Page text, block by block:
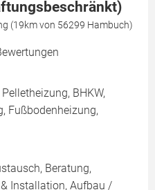
(19km von 56299 Hambuch)
BHKW,
Fußbodenheizung,
Beratung,
Installation, Aufbau /